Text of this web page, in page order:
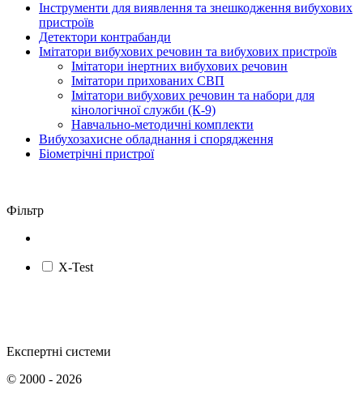
Інструменти для виявлення та знешкодження вибухових
пристроїв
Детектори контрабанди
Імітатори вибухових речовин та вибухових пристроїв
Імітатори інертних вибухових речовин
Імітатори прихованих СВП
Імітатори вибухових речовин та набори для
кінологічної служби (К-9)
Навчально-методичні комплекти
Вибухозахисне обладнання і спорядження
Біометрічні пристрої
Фільтр
X-Test
Експертні системи
© 2000 - 2026